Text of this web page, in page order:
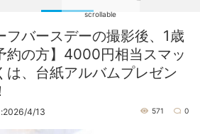
scrollable
フバースデーの撮影後、1歳
約の方】4000円相当スマッ
は、台紙アルバムプレゼン
4/13 571 0